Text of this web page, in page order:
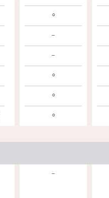
○
－
－
○
○
○
－